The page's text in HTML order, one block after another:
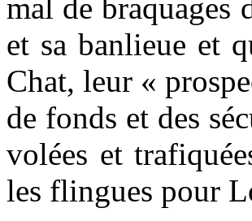
mal de braquages
et sa banlieue et
Chat, leur «
de fonds et des
volées et
les flingues pour